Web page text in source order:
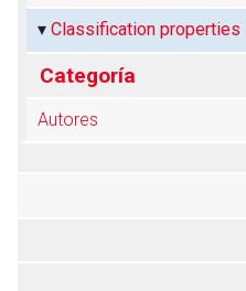
Classification properties
Categoría
Autores